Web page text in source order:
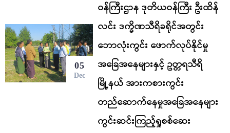
05
Dec
ဝန်ကြီးဌာန ဒုတိယဝန်ကြီး ဦးထိန်
လင်း ဒက္ခိဏသီရိခရိုင်အတွင်း
ဘောလုံးကွင်း ဖောက်လုပ်နိုင်မှု
အခြေအနေများနှင့် ဥတ္တရသီရိ
မြို့နယ် အားကစားကွင်း
တည်ဆောက်နေမှုအခြေအနေများ
ကွင်းဆင်းကြည့်ရှုစစ်ဆေး